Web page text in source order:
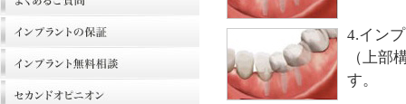
4.イン
（上部
す。